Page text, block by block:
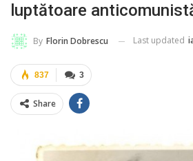
luptătoare
By Florin Dobrescu Last updated
3
837
Share